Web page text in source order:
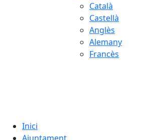
Català
Castellà
Anglès
Alemany
Francès
Inici